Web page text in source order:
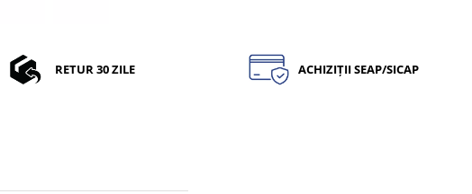
RETUR 30 ZILE ACHIZIȚII SEAP/SICAP